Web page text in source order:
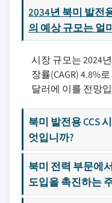
2034년 북미 발전
의 예상 규모는 얼
시장 규모는 2024
장률(CAGR) 4.8%
달러에 이를 전망
북미 발전용 CCS
엇입니까?
북미 전력 부문에
도입을 촉진하는